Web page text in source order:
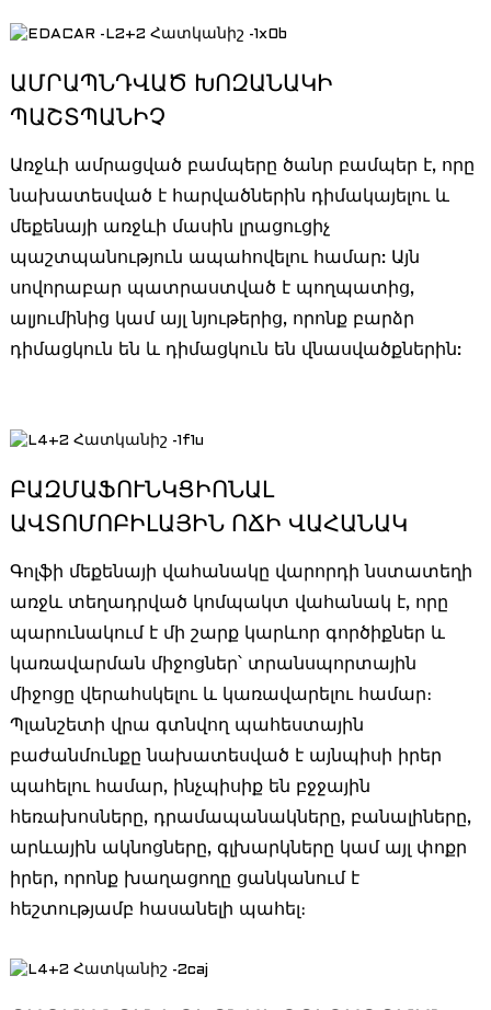
ԱՄՐԱՊՆԴՎԱԾ ԽՈԶԱՆԱԿԻ
ՊԱՇՏՊԱՆԻՉ
Առջևի ամրացված բամպերը ծանր բամպեր է, որը
նախատեսված է հարվածներին դիմակայելու և
մեքենայի առջևի մասին լրացուցիչ
պաշտպանություն ապահովելու համար: Այն
սովորաբար պատրաստված է պողպատից,
ալյումինից կամ այլ նյութերից, որոնք բարձր
դիմացկուն են և դիմացկուն են վնասվածքներին:
ԲԱԶՄԱՖՈՒՆԿՑԻՈՆԱԼ
ԱՎՏՈՄՈԲԻԼԱՅԻՆ ՈՃԻ ՎԱՀԱՆԱԿ
Գոլֆի մեքենայի վահանակը վարորդի նստատեղի
առջև տեղադրված կոմպակտ վահանակ է, որը
պարունակում է մի շարք կարևոր գործիքներ և
կառավարման միջոցներ՝ տրանսպորտային
միջոցը վերահսկելու և կառավարելու համար։
Պլանշետի վրա գտնվող պահեստային
բաժանմունքը նախատեսված է այնպիսի իրեր
պահելու համար, ինչպիսիք են բջջային
հեռախոսները, դրամապանակները, բանալիները,
արևային ակնոցները, գլխարկները կամ այլ փոքր
իրեր, որոնք խաղացողը ցանկանում է
հեշտությամբ հասանելի պահել։